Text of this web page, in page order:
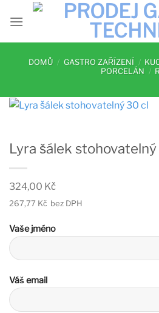
Přeskočit
DOMŮ / GASTRO ZAŘÍZENÍ /
PORCELÁN /
Lyra šálek
324,00 Kč
267,77 Kč bez DPH
Vaše jméno
Váš email